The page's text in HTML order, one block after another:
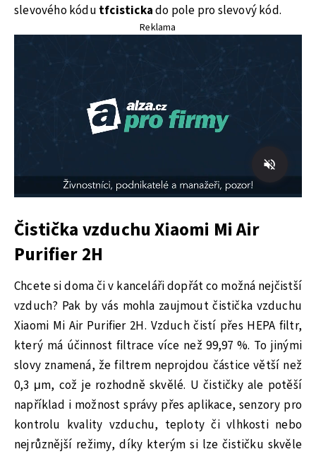
slevového kódu tfcistickado pole pro slevový kód.
Reklama
Čistička vzduchu Xiaomi Mi Air
Purifier 2H
Chcete si doma či v kanceláři dopřát co možná nejčistší
vzduch? Pak by vás mohla zaujmout čistička vzduchu
Xiaomi Mi Air Purifier 2H. Vzduch čistí přes HEPA filtr,
který má účinnost filtrace více než 99,97 %. To jinými
slovy znamená, že filtrem neprojdou částice větší než
0,3 μm, což je rozhodně skvělé. U čističky ale potěší
například i možnost správy přes aplikace, senzory pro
kontrolu kvality vzduchu, teploty či vlhkosti nebo
nejrůznější režimy, díky kterým si lze čističku skvěle